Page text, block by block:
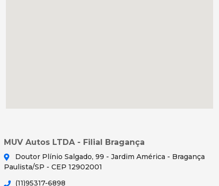
MUV Autos LTDA - Filial Bragança
Doutor Plínio Salgado, 99 - Jardim América - Bragança
Paulista/SP - CEP 12902001
(11)95317-6898